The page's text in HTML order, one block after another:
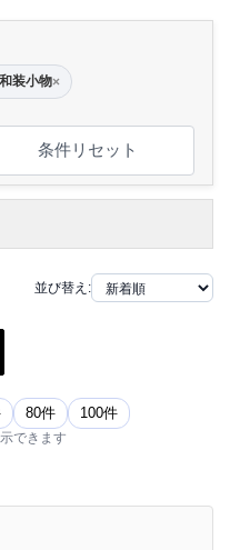
和装小物×
条件リセット
並び替え:
80件 100件
できます